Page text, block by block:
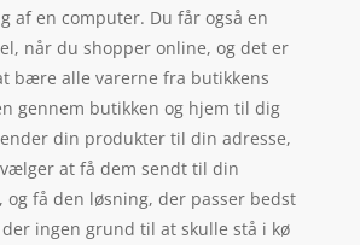
af en computer. Du får også en
når du shopper online, og det er
bære alle varerne fra butikkens
gennem butikken og hjem til dig
din produkter til din adresse,
at få dem sendt til din
og få den løsning, der passer bedst
ingen grund til at skulle stå i kø